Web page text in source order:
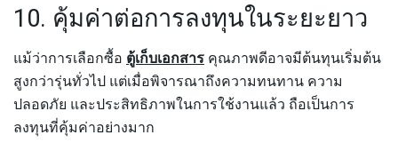
10. คุ้มค่าต่อการลงทุนในระยะยาว
แม้ว่าการเลือกซื้อ ตู้เก็บเอกสาร คุณภาพดีอาจมีต้นทุนเริ่มต้น
สูงกว่ารุ่นทั่วไป แต่เมื่อพิจารณาถึงความทนทาน ความ
ปลอดภัย และประสิทธิภาพในการใช้งานแล้ว ถือเป็นการ
ลงทุนที่คุ้มค่าอย่างมาก